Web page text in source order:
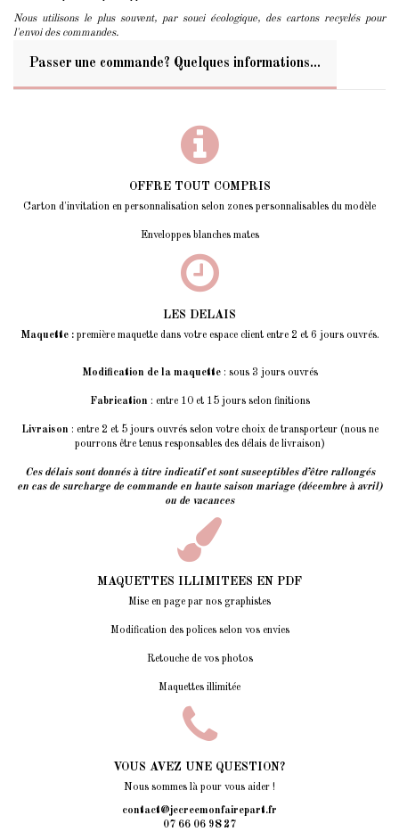
Nous utilisons le plus souvent, par souci écologique, des cartons recyclés pour
l'envoi des commandes.
Passer une commande? Quelques informations...
OFFRE TOUT COMPRIS
Carton d'invitation en personnalisation selon zones personnalisables du modèle
Enveloppes blanches mates
LES DELAIS
Maquette :première maquette dans votre espace client entre 2 et 6 jours ouvrés.
Modification de la maquette: sous 3 jours ouvrés
Fabrication : entre 10 et 15 jours selon finitions
Livraison : entre 2 et 5 jours ouvrés selon votre choix de transporteur (nous ne
pourrons être tenus responsables des délais de livraison)
Ces délais sont donnés à titre indicatif et sont susceptibles d’être rallongés
en cas de surcharge de commande en haute saison mariage (décembre à avril)
ou de vacances
MAQUETTES ILLIMITEES EN PDF
Mise en page par nos graphistes
Modification des polices selon vos envies
Retouche de vos photos
Maquettes illimitée
VOUS AVEZ UNE QUESTION?
Nous sommes là pour vous aider !
contact@jecreemonfairepart.fr
07 66 06 98 27